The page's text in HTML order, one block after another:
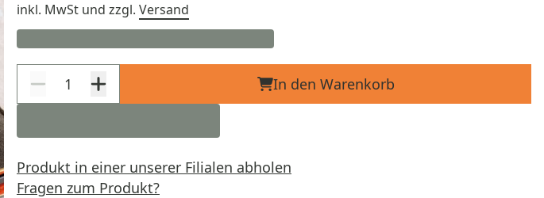
inkl. MwSt und zzgl. Versand
In den Warenkorb
Produkt in einer unserer Filialen abholen
Fragen zum Produkt?